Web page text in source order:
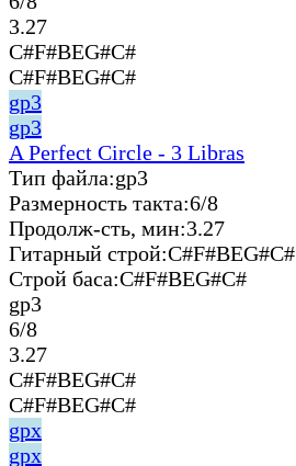
3.27
C#F#BEG#C#
C#F#BEG#C#
gp3
gp3
A Perfect Circle - 3 Libras
Тип файла:gp3
Размерность такта:6/8
Продолж-сть, мин:3.27
Гитарный строй:C#F#BEG#C#
Строй баса:C#F#BEG#C#
gp3
6/8
3.27
C#F#BEG#C#
C#F#BEG#C#
gpx
gpx